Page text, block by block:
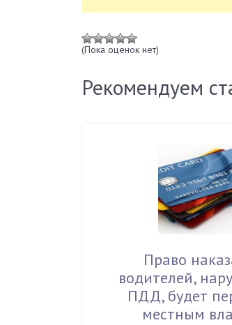
(Пока оценок нет)
Рекомендуем
Право
водителей,
ПДД, будет
местным